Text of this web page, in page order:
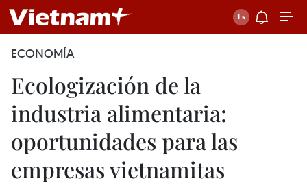
ECONOMÍA
Ecologización de la
industria alimentaria:
oportunidades para las
empresas vietnamitas